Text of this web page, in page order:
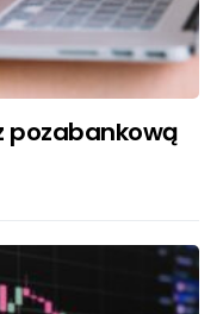
pozabankową